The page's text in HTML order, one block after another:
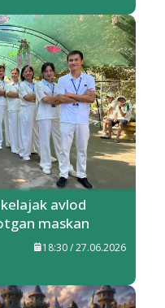
avlod
maskan
18:30 / 27.06.2026